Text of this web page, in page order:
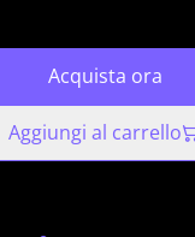
Acquista ora
Aggiungi al carrello